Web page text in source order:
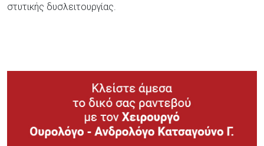
στυτικής δυσλειτουργίας.